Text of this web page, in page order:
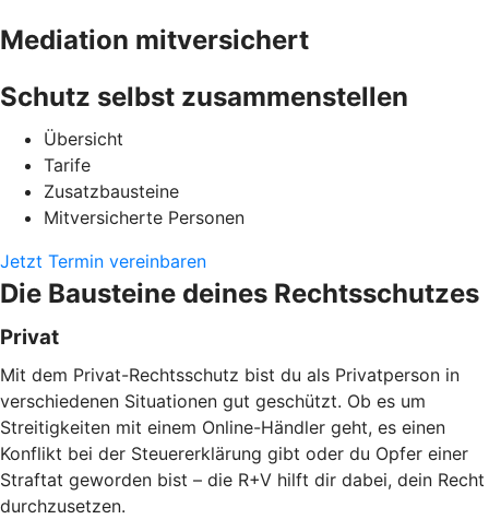
Mediation mitversichert
Schutz selbst zusammenstellen
Übersicht
Tarife
Zusatzbausteine
Mitversicherte Personen
Jetzt Termin vereinbaren
Die Bausteine deines Rechtsschutzes
Privat
Mit dem Privat-Rechtsschutz bist du als Privatperson in
verschiedenen Situationen gut geschützt. Ob es um
Streitigkeiten mit einem Online-Händler geht, es einen
Konflikt bei der Steuererklärung gibt oder du Opfer einer
Straftat geworden bist – die R+V hilft dir dabei, dein Recht
durchzusetzen.